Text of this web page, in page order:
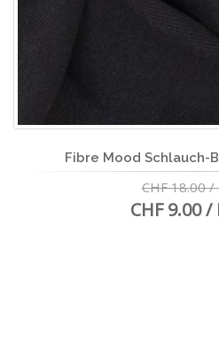
Fibre Mood Schlauch-
CHF 18.00
CHF 9.00